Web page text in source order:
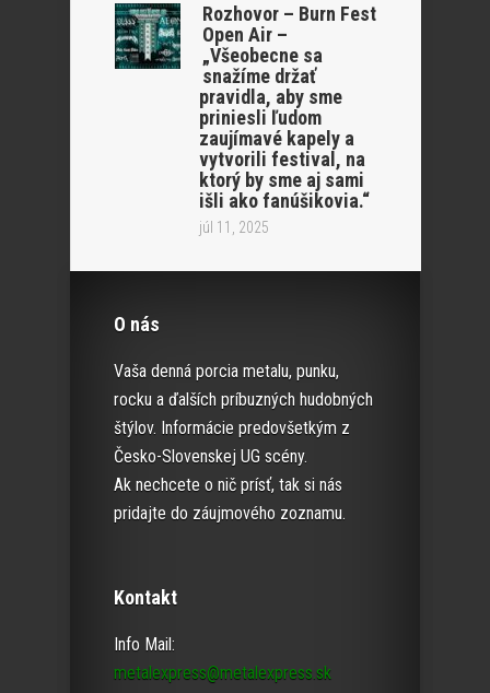
Rozhovor – Burn Fest
Open Air –
„Všeobecne sa
snažíme držať
pravidla, aby sme
priniesli ľudom
zaujímavé kapely a
vytvorili festival, na
ktorý by sme aj sami
išli ako fanúšikovia.“
júl 11, 2025
O nás
Vaša denná porcia metalu, punku,
rocku a ďalších príbuzných hudobných
štýlov. Informácie predovšetkým z
Česko-Slovenskej UG scény.
Ak nechcete o nič prísť, tak si nás
pridajte do záujmového zoznamu.
Kontakt
Info Mail:
metalexpress@metalexpress.sk